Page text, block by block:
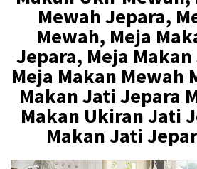
Mewah Jepara,
Mewah, Meja
Jepara, Meja
Meja Makan Mewah
Makan Jati Jepara
Makan Ukiran Jati
Makan Jati